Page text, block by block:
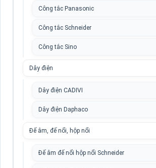
Công tắc Panasonic
Công tắc Schneider
Công tắc Sino
Dây điện
Dây điện CADIVI
Dây điện Daphaco
Đế âm, đế nổi, hộp nổi
Đế âm đế nổi hộp nổi Schneider